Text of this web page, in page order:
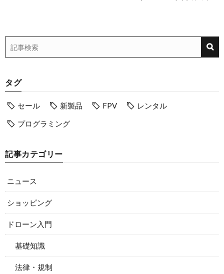
タグ
セール 新製品 FPV
レンタル
プログラミング
記事カテゴリー
ニュース
ショッピング
ドローン入門
基礎知識
法律・規制